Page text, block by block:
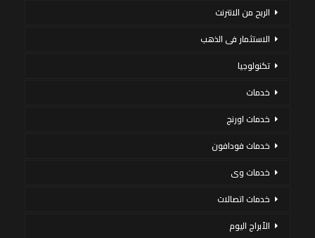
الربح من الانترنت
الاستثمار فى الذهب
تكنولوجيا
خدمات
خدمات اورنج
خدمات فودافون
خدمات وى
خدمات اتصالات
الأبراج اليوم